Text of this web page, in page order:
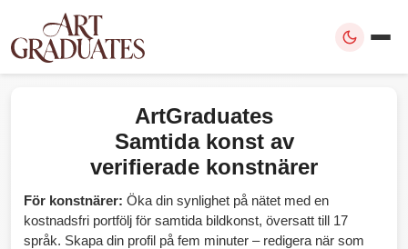
ArtGraduates
Samtida konst av
verifierade konstnärer
För konstnärer: Öka din synlighet på nätet med en
kostnadsfri portfölj för samtida bildkonst, översatt till 17
språk. Skapa din profil på fem minuter – redigera när som